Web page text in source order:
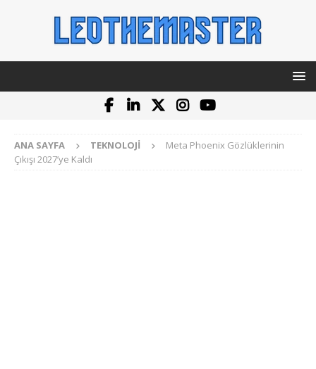
ANA SAYFA TEKNOLOJI
Meta Phoenix Gözlüklerinin
Çıkışı 2027’ye Kaldı